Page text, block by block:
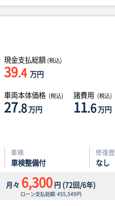
現金支払総額 (税込)
39.4 万円
車両本体価格 (税込)
27.8万円
諸費用 (税込)
11.6万円
車検
車検整備付
修復歴
なし
月々 6,300円 (72回/6年)
ローン支払総額 455,549円